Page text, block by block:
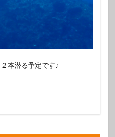
本潜る予定です♪